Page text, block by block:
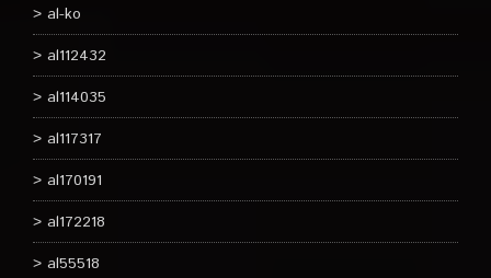
al-ko
al112432
al114035
al117317
al170191
al172218
al55518